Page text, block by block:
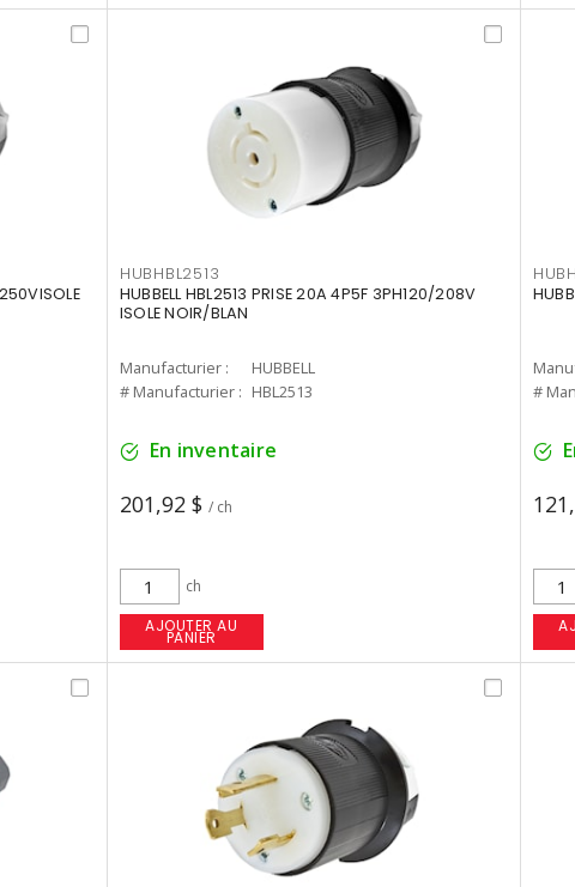
HUBHBL2513
HUBBELL HBL2513 PRISE 20A 4P5F 3PH120/208V
ISOLE NOIR/BLAN
Manufacturier :
HUBBELL
# Manufacturier : HBL2513
En inventaire
201,92 $ / ch
ch
AJOUTER AU
PANIER
#